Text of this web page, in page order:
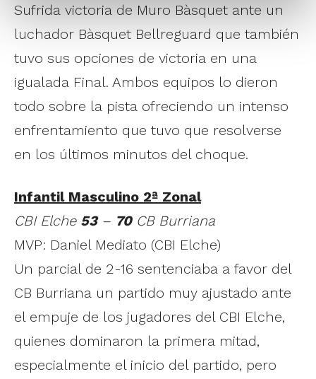
Sufrida victoria de Muro Bàsquet ante un
luchador Bàsquet Bellreguard que también
tuvo sus opciones de victoria en una
igualada Final. Ambos equipos lo dieron
todo sobre la pista ofreciendo un intenso
enfrentamiento que tuvo que resolverse
en los últimos minutos del choque.
Infantil Masculino 2ª Zonal
CBI Elche 53– 70CB Burriana
MVP: Daniel Mediato (CBI Elche)
Un parcial de 2-16 sentenciaba a favor del
CB Burriana un partido muy ajustado ante
el empuje de los jugadores del CBI Elche,
quienes dominaron la primera mitad,
especialmente el inicio del partido, pero